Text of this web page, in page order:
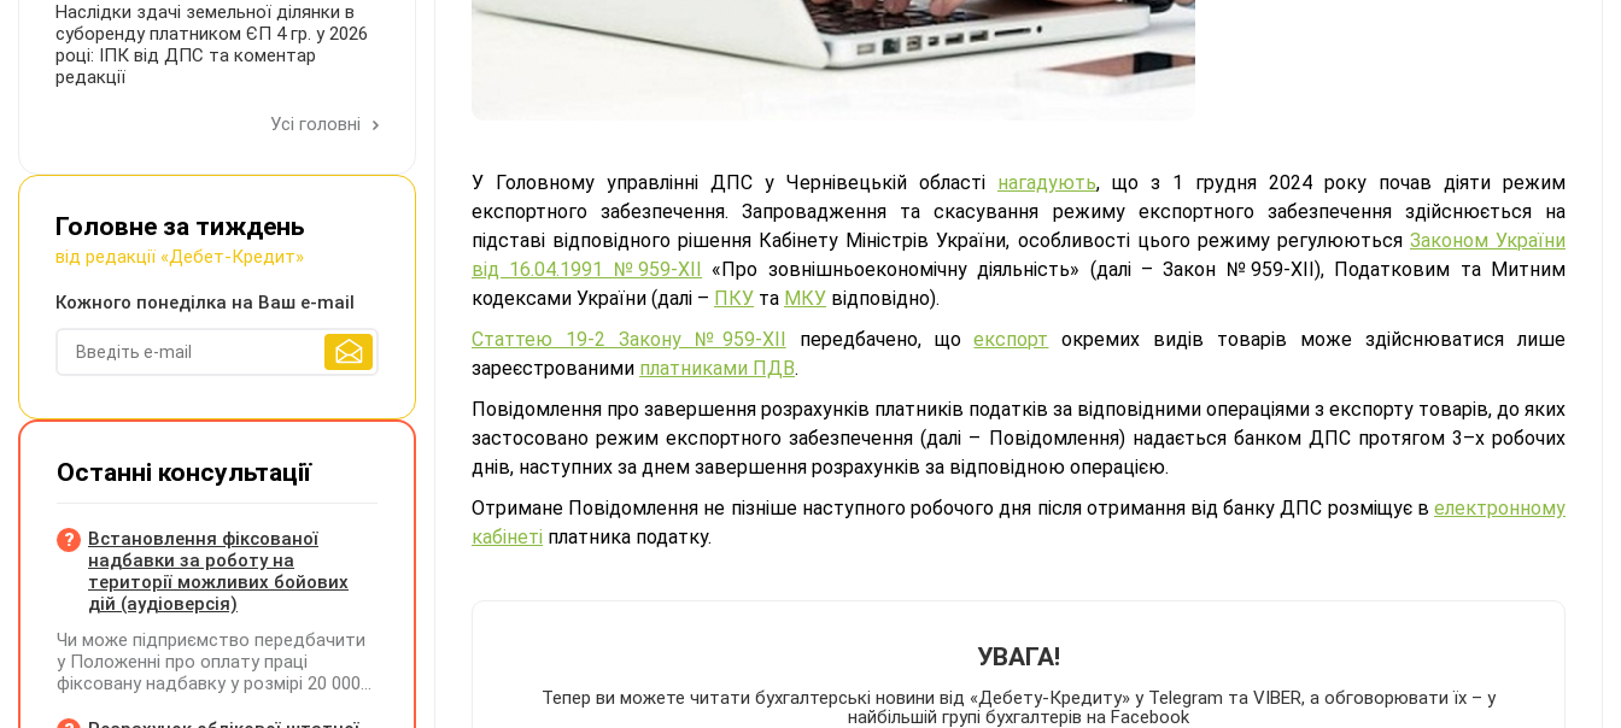
У Головному управлінні ДПС у Чернівецькій області нагадують, що з 1 грудня 2024 року почав діяти режим
експортного забезпечення. Запровадження та скасування режиму експортного забезпечення здійснюється на
підставі відповідного рішення Кабінету Міністрів України, особливості цього режиму регулюються Законом України
від 16.04.1991 №959-XII «Про зовнішньоекономічну діяльність» (далі – Закон №959-XII), Податковим та Митним
кодексами України (далі – ПКУ та МКУ відповідно).
Статтею 19-2 Закону №959-XII передбачено, щоекспорт окремих видів товарів може здійснюватися лише
зареєстрованими платниками ПДВ.
Повідомлення про завершення розрахунків платників податків за відповідними операціями з експорту товарів, до яких
застосовано режим експортного забезпечення (далі – Повідомлення) надається банком ДПС протягом 3–х робочих
днів, наступних за днем завершення розрахунків за відповідною операцією.
Отримане Повідомлення не пізніше наступного робочого дня після отримання від банку ДПС розміщує в електронному
кабінеті платника податку.
УВАГА!
Тепер ви можете читати бухгалтерські новини від «Дебету-Кредиту» у Telegram та VIBER, а обговорювати їх – у
найбільшій групі бухгалтерів на Facebook
Наслідки здачі земельної ділянки в
суборенду платником ЄП 4 гр. у 2026
році: ІПК від ДПС та коментар
редакції
Усі головні
Головне за тиждень
від редакції «Дебет-Кредит»
Кожного понеділка на Ваш e-mail
Останні консультації
Встановлення фіксованої
надбавки за роботу на
території можливих бойових
дій (аудіоверсія)
Чи може підприємство передбачити
у Положенні про оплату праці
фіксовану надбавку у розмірі 20 000